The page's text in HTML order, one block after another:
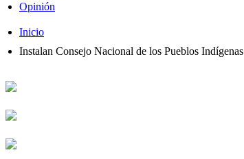
Opinión
Inicio
Instalan Consejo Nacional de los Pueblos Indígenas